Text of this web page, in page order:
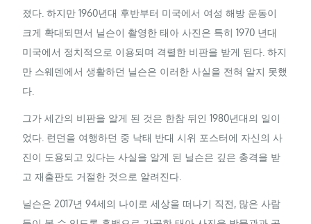
졌다. 하지만 1960년대 후반부터 미국에서 여성 해방 운동이
크게 확대되면서 닐슨이 촬영한 태아 사진은 특히 1970 년대
미국에서 정치적으로 이용되며 격렬한 비판을 받게 된다. 하지
만 스웨덴에서 생활하던 닐슨은 이러한 사실을 전혀 알지 못했
다.
그가 세간의 비판을 알게 된 것은 한참 뒤인 1980년대의 일이
었다. 런던을 여행하던 중 낙태 반대 시위 포스터에 자신의 사
진이 도용되고 있다는 사실을 알게 된 닐슨은 깊은 충격을 받
고 재출판도 거절한 것으로 알려진다.
닐슨은 2017년 94세의 나이로 세상을 떠나기 직전, 많은 사람